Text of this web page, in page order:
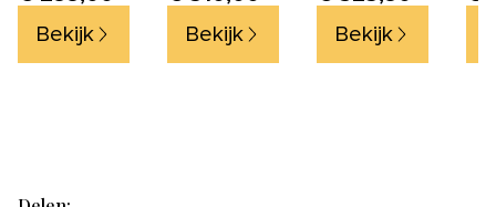
Bekijk
Bekijk
- Donkergroen
Bekijk